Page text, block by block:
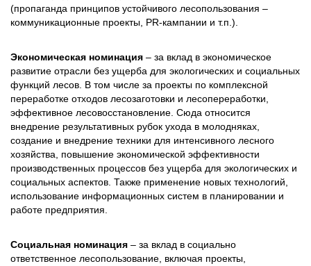
(пропаганда принципов устойчивого лесопользования –
коммуникационные проекты, PR-кампании и т.п.).
Экономическая номинация – за вклад в экономическое
развитие отрасли без ущерба для экологических и социальных
функций лесов. В том числе за проекты по комплексной
переработке отходов лесозаготовки и лесопереработки,
эффективное лесовосстановление. Сюда относится
внедрение результативных рубок ухода в молодняках,
создание и внедрение техники для интенсивного лесного
хозяйства, повышение экономической эффективности
производственных процессов без ущерба для экологических и
социальных аспектов. Также применение новых технологий,
использование информационных систем в планировании и
работе предприятия.
Социальная номинация – за вклад в социально
ответственное лесопользование, включая проекты,